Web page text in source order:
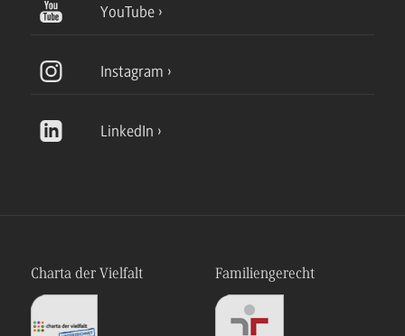
YouTube
Instagram
LinkedIn
Charta der Vielfalt Familiengerecht